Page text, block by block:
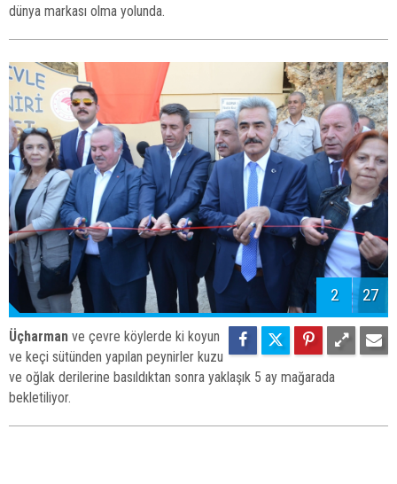
dünya markası olma yolunda.
2 27
Üçharman ve çevre köylerde ki koyun
ve keçi sütünden yapılan peynirler kuzu
ve oğlak derilerine basıldıktan sonra yaklaşık 5 ay mağarada
bekletiliyor.